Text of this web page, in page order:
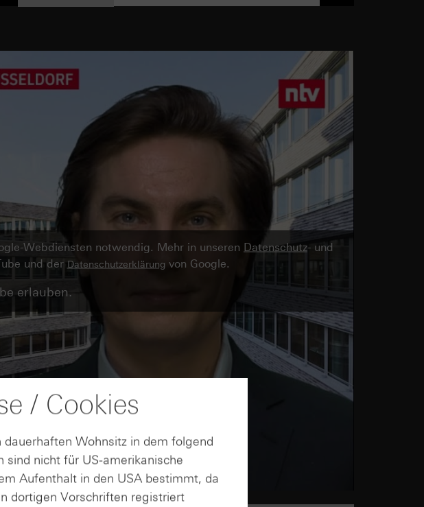
Webdiensten notwendig. Mehr in unseren Datenschutz- und
und der Datenschutzerklärung von Google.
erlauben.
/ Cookies
Wohnsitz in dem folgend
nicht für US-amerikanische
Aufenthalt in den USA bestimmt, da
dortigen Vorschriften registriert